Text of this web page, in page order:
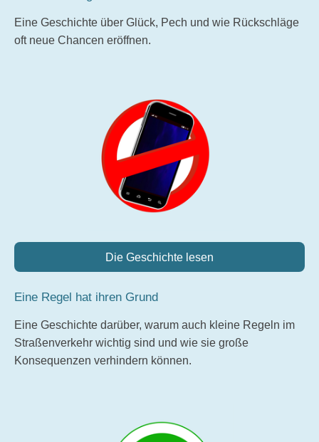
Eine Geschichte über Glück, Pech und wie Rückschläge
oft neue Chancen eröffnen.
Die Geschichte lesen
Eine Regel hat ihren Grund
Eine Geschichte darüber, warum auch kleine Regeln im
Straßenverkehr wichtig sind und wie sie große
Konsequenzen verhindern können.